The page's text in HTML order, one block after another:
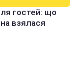
гостей: що
взялася